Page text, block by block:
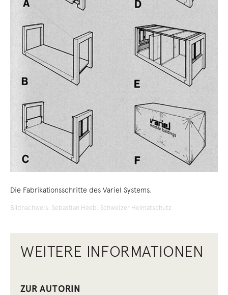
Die Fabrikationsschritte des Variel Systems.
Bildnachweis: Sebastian Heeb, Schweizer Heimatschutz
WEITERE INFORMATIONEN
ZUR AUTORIN